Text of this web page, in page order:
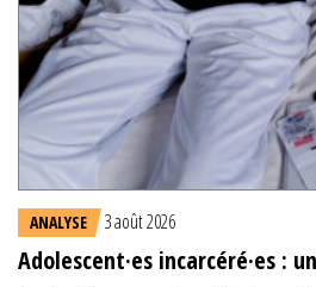
ANALYSE 3 août 2026
Adolescent·es incarcéré·es :